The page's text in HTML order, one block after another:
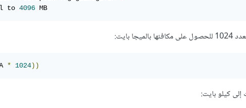
to 4096 MB
بايت:
* 1024))
كيلو بايت: